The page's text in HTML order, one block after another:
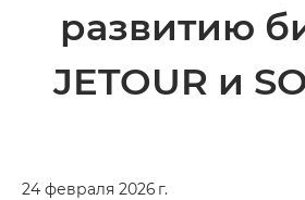
развитию
JETOUR и
24 февраля 2026 г.